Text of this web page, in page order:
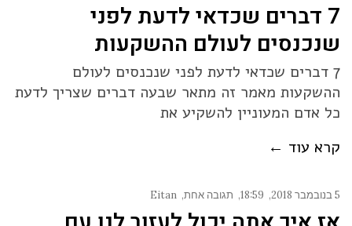
7 דברים שכדאי לדעת לפני
שנכנסים לעולם ההשקעות
7 דברים שכדאי לדעת לפני שנכנסים לעולם
ההשקעות מאמר זה מתאר שבעה דברים שצריך לדעת
כל אדם המעוניין להשקיע את
קרא עוד ←
5 בנובמבר 2018 18:59 תגובה אחת Eitan